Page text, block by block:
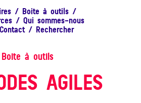
/ Boite à outils/
/ Qui sommes-nous
Contact/ Rechercher
Boite à outils
AGILES